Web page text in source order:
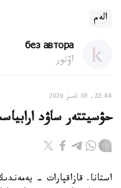
الەم
без автора
اۆتور
22:44, 05 تامىز 2026
حۋسيتتەر ساۋد
استانا. قازاقپارات -